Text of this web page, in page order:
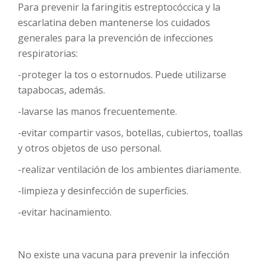
Para prevenir la faringitis estreptocóccica y la
escarlatina deben mantenerse los cuidados
generales para la prevención de infecciones
respiratorias:
-proteger la tos o estornudos. Puede utilizarse
tapabocas, además.
-lavarse las manos frecuentemente.
-evitar compartir vasos, botellas, cubiertos, toallas
y otros objetos de uso personal.
-realizar ventilación de los ambientes diariamente.
-limpieza y desinfección de superficies.
-evitar hacinamiento.
No existe una vacuna para prevenir la infección